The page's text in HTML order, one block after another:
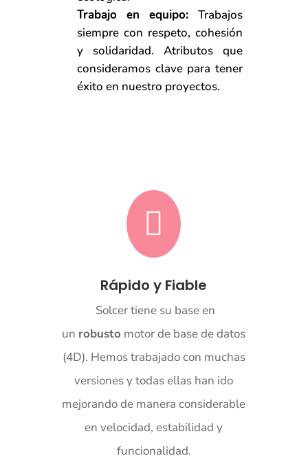
Trabajo en equipo:Trabajos
siempre con respeto, cohesión
y solidaridad. Atributos que
consideramos clave para tener
éxito en nuestro proyectos.

Rápido y Fiable
Solcertiene su base en
un robusto motor de base de datos
(4D). Hemos trabajado con muchas
versiones y todas ellas han ido
mejorando de manera considerable
en velocidad, estabilidad y
funcionalidad.